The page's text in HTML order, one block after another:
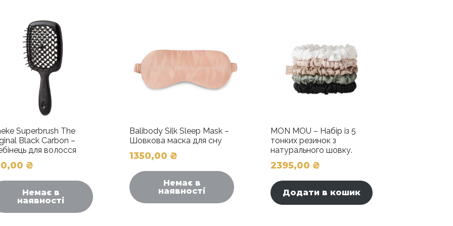
Superbrush The
Black Carbon –
для волосся
₴
Немає в
наявності
Balibody Silk Sleep Mask –
Шовкова маска для сну
1350,00 ₴
Немає в
наявності
MON MOU – Набір із 5
тонких резинок з
натурального шовку.
2395,00 ₴
Додати в кошик